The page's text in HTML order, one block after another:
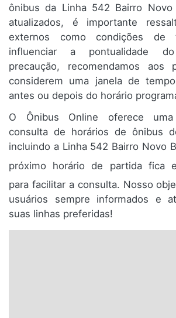
ônibus da Linha 542 Bairro Novo
atualizados, é importante
externos como condições de
influenciar a pontualidade
precaução, recomendamos aos
considerem uma janela de
antes ou depois do horário
O Ônibus Online oferece
consulta de horários de ônibus
incluindo a Linha 542 Bairro Novo
próximo horário de partida fica
para facilitar a consulta. Nosso
usuários sempre informados e
suas linhas preferidas!